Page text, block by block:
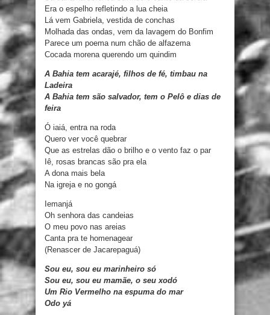
Era o espelho refletindo a lua cheia
Lá vem Gabriela, vestida de conchas
Molhada das ondas, vem da lavagem do Bonfim
Parece um poema num chão de alfazema
Cocada morena querendo um quindim
A Bahia tem acarajé, filhos de fé, timbau na
Ladeira
A Bahia tem são salvador, tem o Pelô e dias de
feira
Ó iaiá, entra na roda
Quero ver você quebrar
Que as estrelas dão o brilho e o vento faz o par
Iê, rosas brancas são pra ela
A dona mais bela
Na igreja e no gongá
Iemanjá
Oh senhora das candeias
O meu povo nas areias
Canta pra te homenagear
(Renascer de Jacarepaguá)
Sou eu, sou eu marinheiro só
Sou eu, sou eu mamãe, o seu xodó
Um Rio Vermelho na espuma do mar
Odo yá